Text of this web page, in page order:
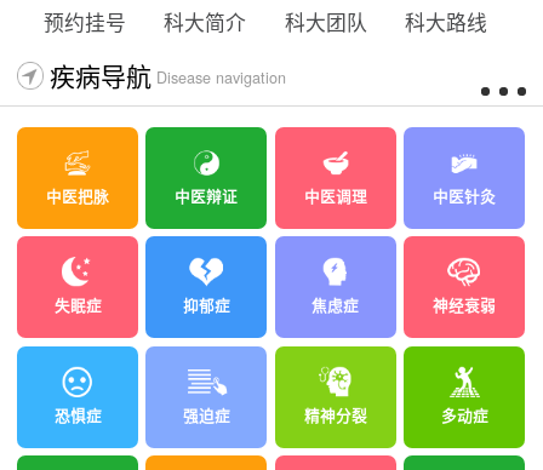
预约挂号 科大简介 科大团队 科大路线
疾病导航 Disease navigation
中医把脉 中医辩证 中医调理 中医针灸
失眠症 抑郁症 焦虑症 神经衰弱
恐惧症 强迫症 精神分裂 多动症